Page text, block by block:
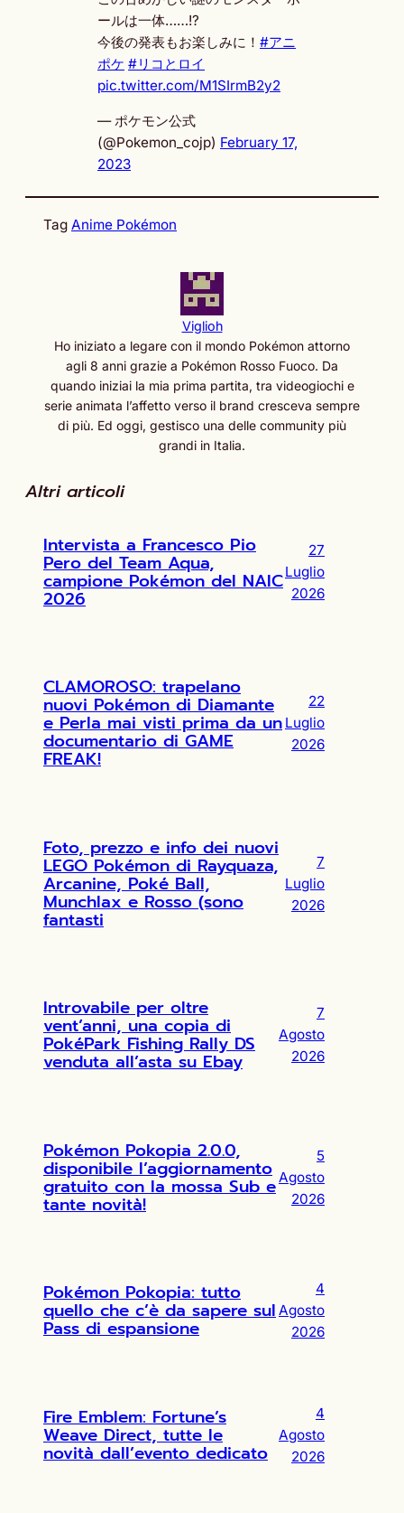
ールは一体……!?
今後の発表もお楽しみに！ #アニ
ポケ #リコとロイ
pic.twitter.com/M1SIrmB2y2
— ポケモン公式
(@Pokemon_cojp) February 17,
2023
Tag Anime Pokémon
Viglioh
Ho iniziato a legare con il mondo Pokémon attorno
agli 8 anni grazie a Pokémon Rosso Fuoco. Da
quando iniziai la mia prima partita, tra videogiochi e
serie animata l’affetto verso il brand cresceva sempre
di più. Ed oggi, gestisco una delle community più
grandi in Italia.
Altri articoli
Intervista a Francesco Pio
Pero del Team Aqua,
campione Pokémon del NAIC
2026
27
Luglio
2026
CLAMOROSO: trapelano
nuovi Pokémon di Diamante
e Perla mai visti prima da un
documentario di GAME
FREAK!
22
Luglio
2026
Foto, prezzo e info dei nuovi
LEGO Pokémon di Rayquaza,
Arcanine, Poké Ball,
Munchlax e Rosso (sono
fantasti
7
Luglio
2026
Introvabile per oltre
vent’anni, una copia di
PokéPark Fishing Rally DS
venduta all’asta su Ebay
7
Agosto
2026
Pokémon Pokopia 2.0.0,
disponibile l’aggiornamento
gratuito con la mossa Sub e
tante novità!
5
Agosto
2026
Pokémon Pokopia: tutto
quello che c’è da sapere sul
Pass di espansione
4
Agosto
2026
Fire Emblem: Fortune’s
Weave Direct, tutte le
novità dall’evento dedicato
4
Agosto
2026